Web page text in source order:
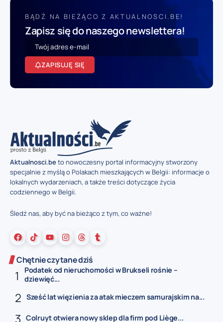
BĄDŹ NA BIEŻĄCO Z AKTUALNOSCI.BE!
Zapisz się do naszego newslettera!
ZAPISUJĘ SIĘ
Aktualnosci.beto nowoczesny portal informacyjny stworzony
specjalnie z myślą o Polakach mieszkających w Belgii: informacje o
lokalnych wydarzeniach, a także treści dotyczące życia
codziennego w Belgii.
Śledź nas, aby być na bieżąco z tym, co ważne!
Chętnie czytane dziś
Podatek od nieruchomości w Brukseli rośnie –
dziewięć...
Sześć lat więzienia za atak mieczem samurajskim na...
Colruyt otwiera nowy sklep dla firm pod Liège...